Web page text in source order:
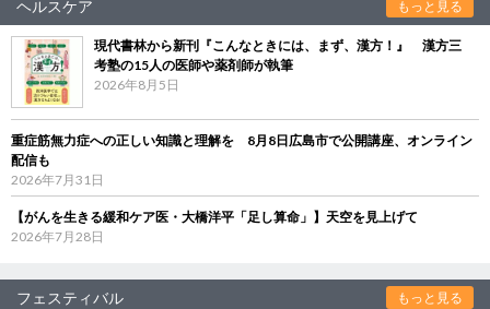
ヘルスケア もっと見る
現代書林から新刊『こんなときには、まず、漢方！』 漢方三
考塾の15人の医師や薬剤師が執筆
2026年8月5日
重症筋無力症への正しい知識と理解を 8月8日広島市で公開講座、オンライン
配信も
2026年7月31日
【がんを生きる緩和ケア医・大橋洋平「足し算命」】天空を見上げて
2026年7月28日
フェスティバル もっと見る